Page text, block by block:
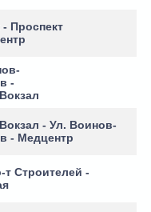
Проспект
-
- Ул. Воинов-
- Медцентр
Строителей -